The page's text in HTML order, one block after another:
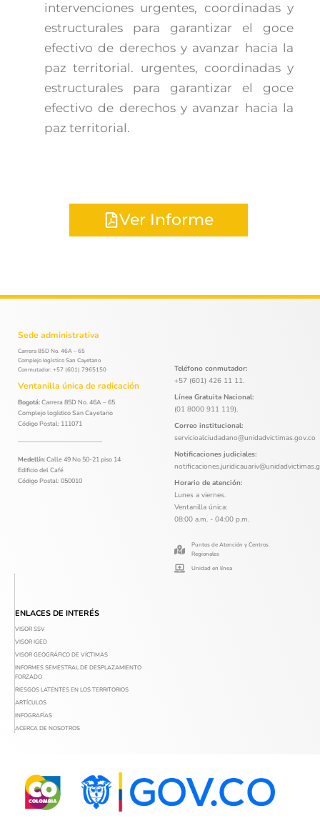
intervenciones urgentes, coordinadas y
estructurales para garantizar el goce
efectivo de derechos y avanzar hacia la
paz territorial. urgentes, coordinadas y
estructurales para garantizar el goce
efectivo de derechos y avanzar hacia la
paz territorial.
Ver Informe
Sede administrativa
Carrera 85D No. 46A – 65
Complejo logístico San Cayetano
Conmutador: +57 (601) 7965150
Ventanilla única de radicación
Bogotá:Carrera 85D No. 46A – 65
Complejo logístico San Cayetano
Código Postal: 111071
Medellín:Calle 49 No 50-21 piso 14
Edificio del Café
Código Postal: 050010
Teléfono conmutador:
+57 (601) 426 11 11.
Línea Gratuita Nacional:
(01 8000 911 119).
Correo institucional:
servicioalciudadano@unidadvictimas.gov.co
Notificaciones judiciales:
Horario de atención:
Lunes a viernes.
Ventanilla única:
08:00 a.m. - 04:00 p.m.
Puntos de Atención y Centros
Regionales
Unidad en línea
ENLACES DE INTERÉS
VISOR SSV
VISOR IGED
VISOR GEOGRÁFICO DE VÍCTIMAS
INFORMES SEMESTRAL DE DESPLAZAMIENTO
FORZADO
RIESGOS LATENTES EN LOS TERRITORIOS
ARTÍCULOS
INFOGRAFÍAS
ACERCA DE NOSOTROS